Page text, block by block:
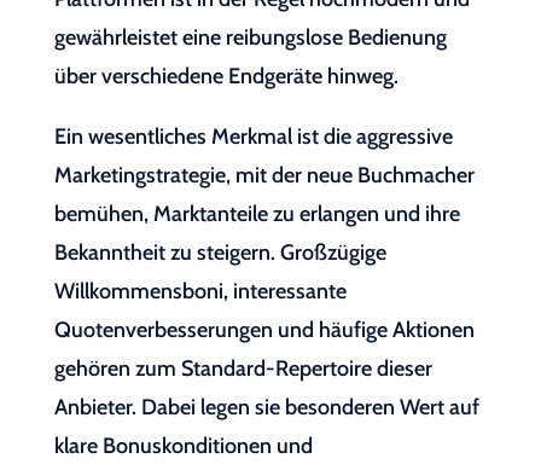
gewährleistet eine reibungslose Bedienung
über verschiedene Endgeräte hinweg.
Ein wesentliches Merkmal ist die aggressive
Marketingstrategie, mit der neue Buchmacher
bemühen, Marktanteile zu erlangen und ihre
Bekanntheit zu steigern. Großzügige
Willkommensboni, interessante
Quotenverbesserungen und häufige Aktionen
gehören zum Standard-Repertoire dieser
Anbieter. Dabei legen sie besonderen Wert auf
klare Bonuskonditionen und